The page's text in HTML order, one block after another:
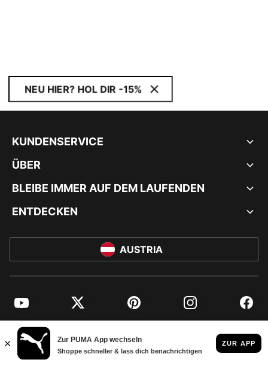
NEU HIER? HOL DIR -15%
KUNDENSERVICE
ÜBER
BLEIBE IMMER AUF DEM LAUFENDEN
ENTDECKEN
AUSTRIA
YouTube Twitter Pinterest Instagram
© PUMA EUROPE GMBH, 2026. ALLE RECHTE VORBEHALTEN
IMPRESSUM UND RECHTLICHE HINWEISE